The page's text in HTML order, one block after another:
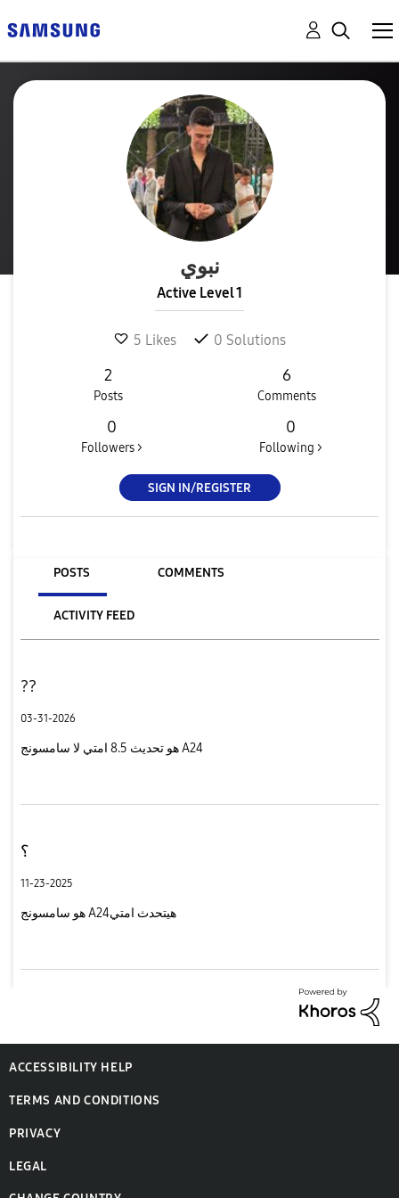
نبوي
Active Level 1
5 Likes 0 Solutions
2
Posts
6
Comments
0
Followers >
0
Following >
SIGN IN/REGISTER
POSTS COMMENTS
ACTIVITY FEED
??
03-31-2026
هو تحديث 8.5 امتي لا سامسونج A24
؟
11-23-2025
هو سامسونج A24هيتحدث امتي
ACCESSIBILITY HELP
TERMS AND CONDITIONS
PRIVACY
LEGAL